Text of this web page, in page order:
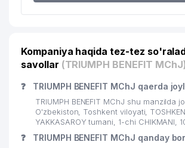
23 CARAVAN GROUP MChJ
25 QUYOSH-KONSAL MChJ
26 PROMOTION MChJ
27 ELBRUS BROKER MChJ
28
INTERNATIONAL LOGISTIC
Kompaniya haqida tez-tez
savollar (TRIUMPH BENEFIT
❓ TRIUMPH BENEFIT MChJ qaerda
TRIUMPH BENEFIT MChJ shu manzilda
O'zbekiston, Toshkent viloyati,
YAKKASAROY tumani, 1-chi CHIKMANI,
❓ TRIUMPH BENEFIT MChJ qanday